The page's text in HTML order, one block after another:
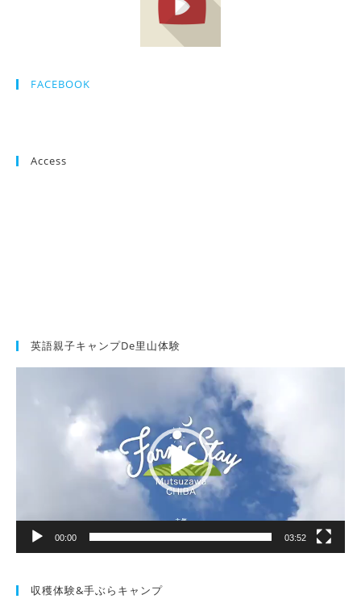
FACEBOOK
Access
英語親子キャンプde里山体験
00:00 03:52
収穫体験&手ぶらキャンプ